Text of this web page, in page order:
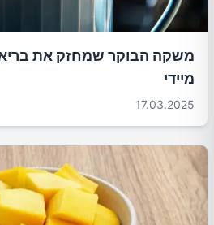
משקה הבוקר שמחזק את
מיידי
17.03.2025